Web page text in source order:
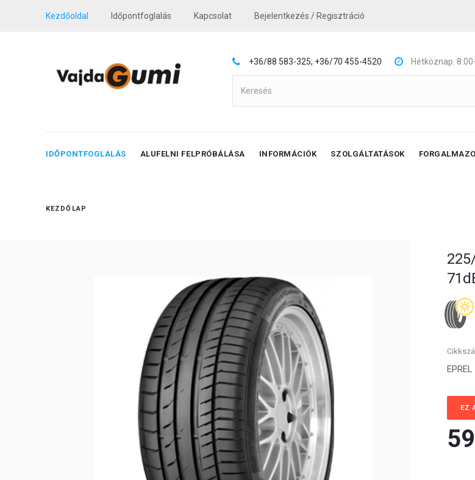
Kezdőoldal Időpontfoglalás Kapcsolat Bejelentkezés / Regisztráció
+36/88 583-325; +36/70 455-4520 Hétköznap:
IDŐPONTFOGLALÁS ALUFELNI FELPRÓBÁLÁSA INFORMÁCIÓK SZOLGÁLTATÁSOK
KEZDŐLAP
EZ